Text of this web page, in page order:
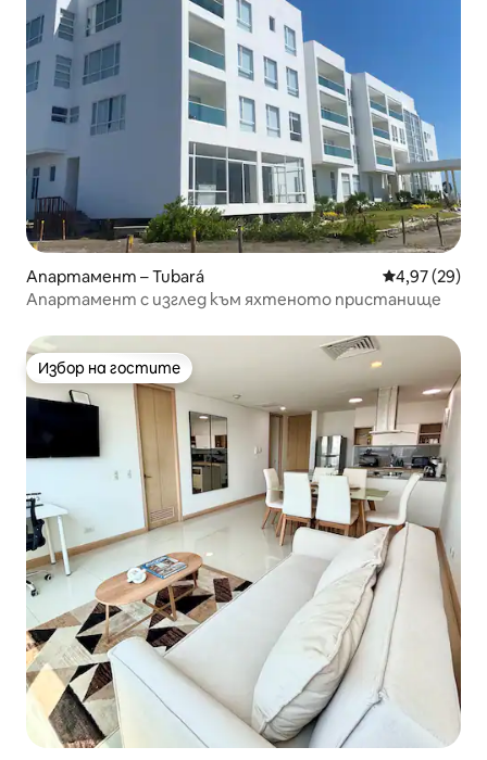
Апартамент – Tubará Средна
4,97 (29)
Апартамент с изглед към яхтеното пристанище
Избор на гостите
Избор на гостите